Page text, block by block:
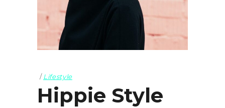
Lifestyle
Hippie Style